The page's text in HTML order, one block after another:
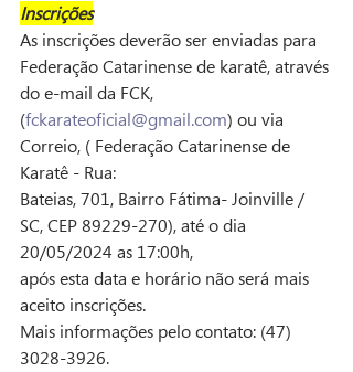
Inscrições
As inscrições deverão ser enviadas para
Federação Catarinense de karatê, através
do e-mail da FCK,
(fckarateoficial@gmail.com) ou via
Correio, ( Federação Catarinense de
Karatê - Rua:
Bateias, 701, Bairro Fátima- Joinville /
SC, CEP 89229-270), até o dia
20/05/2024 as 17:00h,
após esta data e horário não será mais
aceito inscrições.
Mais informações pelo contato: (47)
3028-3926.